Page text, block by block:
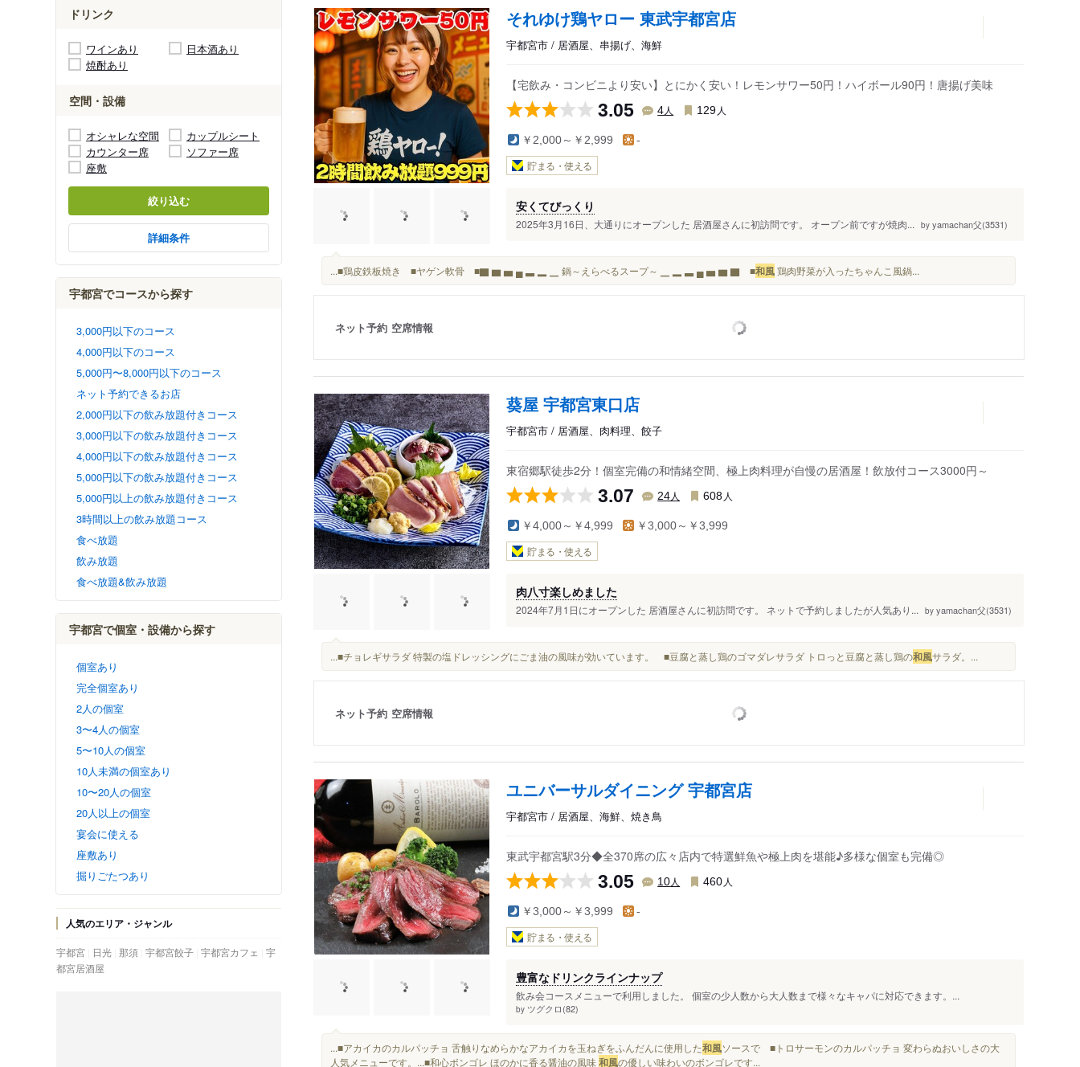
ドリンク
ワインあり
日本酒あり
焼酎あり
空間・設備
オシャレな空間
カップルシート
カウンター席
ソファー席
座敷
絞り込む
詳細条件
宇都宮でコースから探す
3,000円以下のコース
4,000円以下のコース
5,000円〜8,000円以下のコース
ネット予約できるお店
2,000円以下の飲み放題付きコース
3,000円以下の飲み放題付きコース
4,000円以下の飲み放題付きコース
5,000円以下の飲み放題付きコース
5,000円以上の飲み放題付きコース
3時間以上の飲み放題コース
食べ放題
飲み放題
食べ放題&飲み放題
宇都宮で個室・設備から探す
個室あり
完全個室あり
2人の個室
3〜4人の個室
5〜10人の個室
10人未満の個室あり
10〜20人の個室
20人以上の個室
宴会に使える
座敷あり
掘りごたつあり
人気のエリア・ジャンル
宇都宮 日光 那須 宇都宮餃子 宇都宮カフェ
宇
都宮居酒屋
それゆけ鶏ヤロー 東武宇都宮店
宇都宮市 / 居酒屋、串揚げ、海鮮
【宅飲み・コンビニより安い】とにかく安い！レモンサワー50円！ハイボール90円！唐揚げ美味
3.05 4人 129 人
￥2,000～￥2,999 -
貯まる・使える
安くてびっくり
2025年3月16日、大通りにオープンした 居酒屋さんに初訪問です。 オープン前ですが焼肉... by yamachan父(3531)
...■鶏皮鉄板焼き ■ヤゲン軟骨 ■▇ ▆ ▅ ▄ ▃ ▂ ▁ 鍋～えらべるスープ～ ▁ ▂ ▃ ▄ ▅ ▆ ▇ ■和風鶏肉野菜が入ったちゃんこ風鍋...
ネット予約 空席情報
葵屋 宇都宮東口店
宇都宮市 / 居酒屋、肉料理、餃子
東宿郷駅徒歩2分！個室完備の和情緒空間、極上肉料理が自慢の居酒屋！飲放付コース3000円～
3.07 24人 608 人
￥4,000～￥4,999 ￥3,000～￥3,999
貯まる・使える
肉八寸楽しめました
2024年7月1日にオープンした 居酒屋さんに初訪問です。 ネットで予約しましたが人気あり... by yamachan父(3531)
...■チョレギサラダ 特製の塩ドレッシングにごま油の風味が効いています。 ■豆腐と蒸し鶏のゴマダレサラダ トロっと豆腐と蒸し鶏の和風サラダ。...
ネット予約 空席情報
ユニバーサルダイニング 宇都宮店
宇都宮市 / 居酒屋、海鮮、焼き鳥
東武宇都宮駅3分◆全370席の広々店内で特選鮮魚や極上肉を堪能♪多様な個室も完備◎
3.05 10人 460 人
￥3,000～￥3,999 -
貯まる・使える
豊富なドリンクラインナップ
飲み会コースメニューで利用しました。 個室の少人数から大人数まで様々なキャパに対応できます。...
by ツグクロ(82)
...■アカイカのカルパッチョ 舌触りなめらかなアカイカを玉ねぎをふんだんに使用した和風ソースで ■トロサーモンのカルパッチョ 変わらぬおいしさの大
人気メニューです。...■和心ボンゴレ ほのかに香る醤油の風味和風の優しい味わいのボンゴレです...